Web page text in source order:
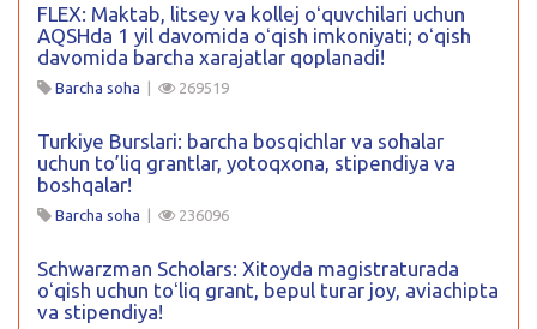
FLEX: Maktab, litsey va kollej oʻquvchilari uchun
AQSHda 1 yil davomida oʻqish imkoniyati; oʻqish
davomida barcha xarajatlar qoplanadi!
Barcha soha | 269519
Turkiye Burslari: barcha bosqichlar va sohalar
uchun to’liq grantlar, yotoqxona, stipendiya va
boshqalar!
Barcha soha | 236096
Schwarzman Scholars: Xitoyda magistraturada
oʻqish uchun toʻliq grant, bepul turar joy, aviachipta
va stipendiya!